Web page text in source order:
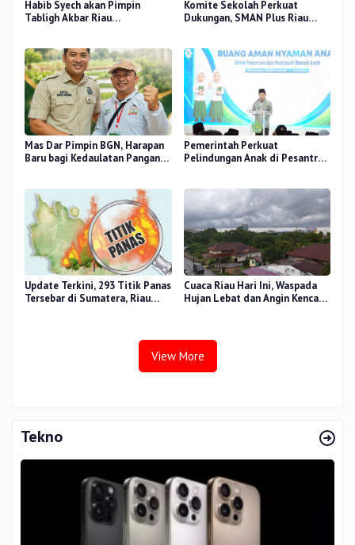
Habib Syech akan Pimpin
Tabligh Akbar Riau
Komite Sekolah Perkuat
Dukungan, SMAN Plus Riau
Mas Dar Pimpin BGN, Harapan
Baru bagi Kedaulatan Pangan
Pemerintah Perkuat
Pelindungan Anak di Pesantren
Update Terkini, 293 Titik Panas
Tersebar di Sumatera, Riau
Cuaca Riau Hari Ini, Waspada
Hujan Lebat dan Angin Kencang
View More
Tekno